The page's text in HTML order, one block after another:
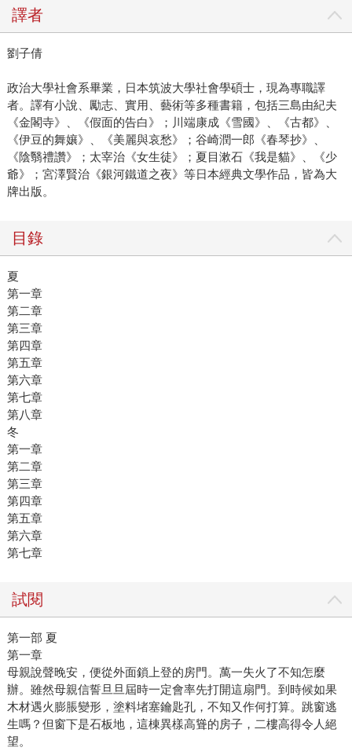
譯者
劉子倩
政治大學社會系畢業，日本筑波大學社會學碩士，現為專職譯
者。譯有小說、勵志、實用、藝術等多種書籍，包括三島由紀夫
《金閣寺》、《假面的告白》；川端康成《雪國》、《古都》、
《伊豆的舞孃》、《美麗與哀愁》；谷崎潤一郎《春琴抄》、
《陰翳禮讚》；太宰治《女生徒》；夏目漱石《我是貓》、《少
爺》；宮澤賢治《銀河鐵道之夜》等日本經典文學作品，皆為大
牌出版。
目錄
夏
第一章
第二章
第三章
第四章
第五章
第六章
第七章
第八章
冬
第一章
第二章
第三章
第四章
第五章
第六章
第七章
試閱
第一部 夏
第一章
母親說聲晚安，便從外面鎖上登的房門。萬一失火了不知怎麼
辦。雖然母親信誓旦旦屆時一定會率先打開這扇門。到時候如果
木材遇火膨脹變形，塗料堵塞鑰匙孔，不知又作何打算。跳窗逃
生嗎？但窗下是石板地，這棟異樣高聳的房子，二樓高得令人絕
望。